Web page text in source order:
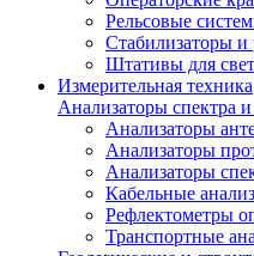
Рельсовые
Стабилизаторы и
Штативы для
Измерительная техника
Анализаторы спектра и
Анализаторы
Анализаторы
Анализаторы
Кабельные
Рефлектометры
Транспортные